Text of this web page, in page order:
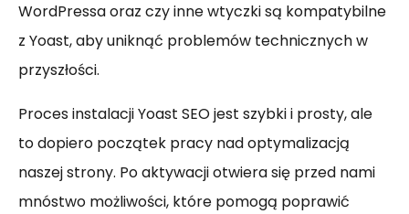
WordPressa oraz czy inne wtyczki są kompatybilne
z Yoast, aby uniknąć problemów technicznych w
przyszłości.
Proces instalacji Yoast SEO jest szybki i prosty, ale
to dopiero początek pracy nad optymalizacją
naszej strony. Po aktywacji otwiera się przed nami
mnóstwo możliwości, które pomogą poprawić